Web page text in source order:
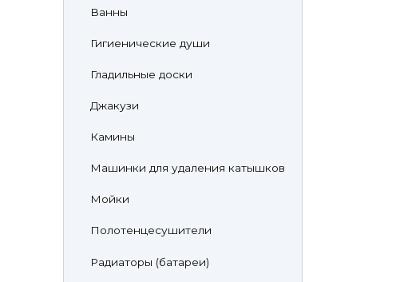
Ванны
Гигиенические души
Гладильные доски
Джакузи
Камины
Машинки для удаления катышков
Мойки
Полотенцесушители
Радиаторы (батареи)